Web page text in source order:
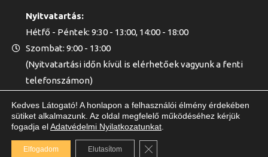
Nyitvatartás:
Hétfő - Péntek: 9:30 - 13:00, 14:00 - 18:00
Szombat: 9:00 - 13:00
(Nyitvatartási időn kívül is elérhetőek vagyunk a fenti
telefonszámon)
Kedves Látogató! A honlapon a felhasználói élmény érdekében
sütiket alkalmazunk. Az oldal megfelelő működéséhez kérjük
fogadja elAdatvédelmi Nyilatkozatunkat
Elfogadom Elutasítom Close GDPR Cookie Banner